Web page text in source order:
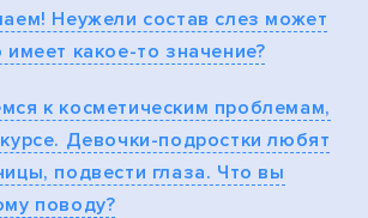
Неужели состав слез может
имеет какое-то значение?
к косметическим проблемам,
Девочки-подростки любят
подвести глаза. Что вы
поводу?